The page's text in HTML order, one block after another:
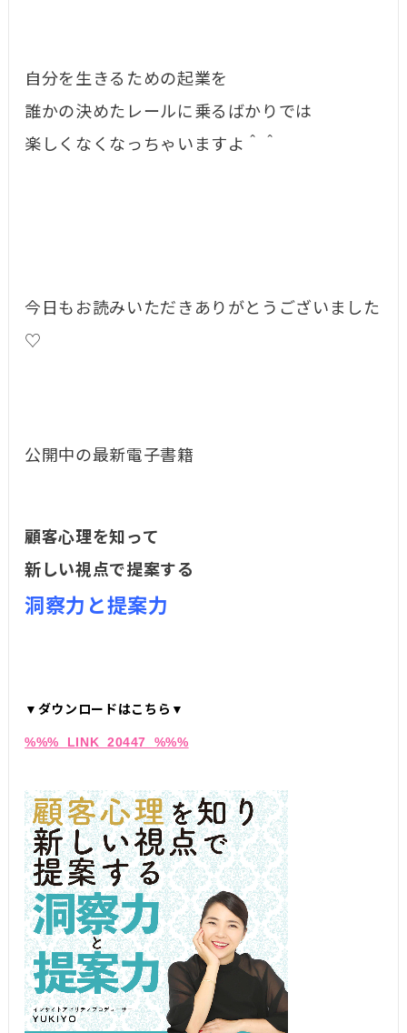
自分を生きるための起業を
誰かの決めたレールに乗るばかりでは
楽しくなくなっちゃいますよ＾＾
今日もお読みいただきありがとうございました
♡
公開中の最新電子書籍
顧客心理を知って
新しい視点で提案する
洞察力と提案力
▼ダウンロードはこちら▼
%%%_LINK_20447_%%%